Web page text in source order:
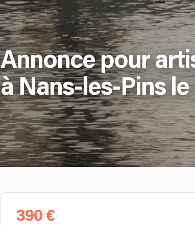
Annonce pour
à Nans-les-Pins
390 €